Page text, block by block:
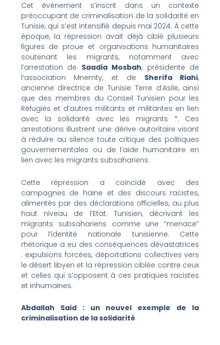
Cet événement s’inscrit dans un contexte
préoccupant de criminalisation de la solidarité en
Tunisie, qui s’est intensifié depuis mai 2024. À cette
époque, la répression avait déjà ciblé plusieurs
figures de proue et organisations humanitaires
soutenant les migrants, notamment avec
l’arrestation de Saadia Mosbah, présidente de
l’association Mnemty, et de Sherifa Riahi,
ancienne directrice de Tunisie Terre d’Asile, ainsi
que des membres du Conseil Tunisien pour les
Réfugiés et d’autres militants et militantes en lien
avec la solidarité avec les migrants *. Ces
arrestations illustrent une dérive autoritaire visant
à réduire au silence toute critique des politiques
gouvernementales ou de l’aide humanitaire en
lien avec les migrants subsahariens.
Cette répression a coïncidé avec des
campagnes de haine et des discours racistes,
alimentés par des déclarations officielles, au plus
haut niveau de l’Etat. Tunisien, décrivant les
migrants subsahariens comme une “menace”
pour l’identité nationale tunisienne. Cette
rhétorique a eu des conséquences dévastatrices
: expulsions forcées, déportations collectives vers
le désert libyen et la répression ciblée contre ceux
et celles qui s’opposent à ces pratiques racistes
et inhumaines.
Abdallah Said : un nouvel exemple de la
criminalisation de la solidarité